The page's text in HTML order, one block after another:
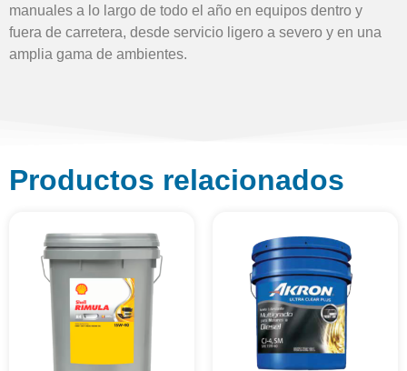
manuales a lo largo de todo el año en equipos dentro y
fuera de carretera, desde servicio ligero a severo y en una
amplia gama de ambientes.
Productos relacionados